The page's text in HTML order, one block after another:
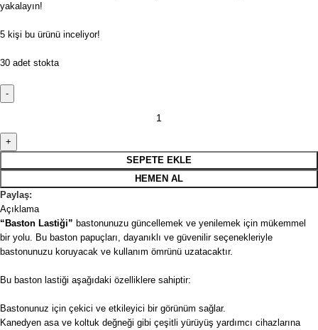
yakalayın!
5 kişi bu ürünü inceliyor!
30 adet stokta
SEPETE EKLE
HEMEN AL
Paylaş:
Açıklama
“Baston Lastiği” bastonunuzu güncellemek ve yenilemek için mükemmel
bir yolu. Bu baston papuçları, dayanıklı ve güvenilir seçenekleriyle
bastonunuzu koruyacak ve kullanım ömrünü uzatacaktır.
Bu baston lastiği aşağıdaki özelliklere sahiptir:
Bastonunuz için çekici ve etkileyici bir görünüm sağlar.
Kanedyen asa ve koltuk değneği gibi çeşitli yürüyüş yardımcı cihazlarına